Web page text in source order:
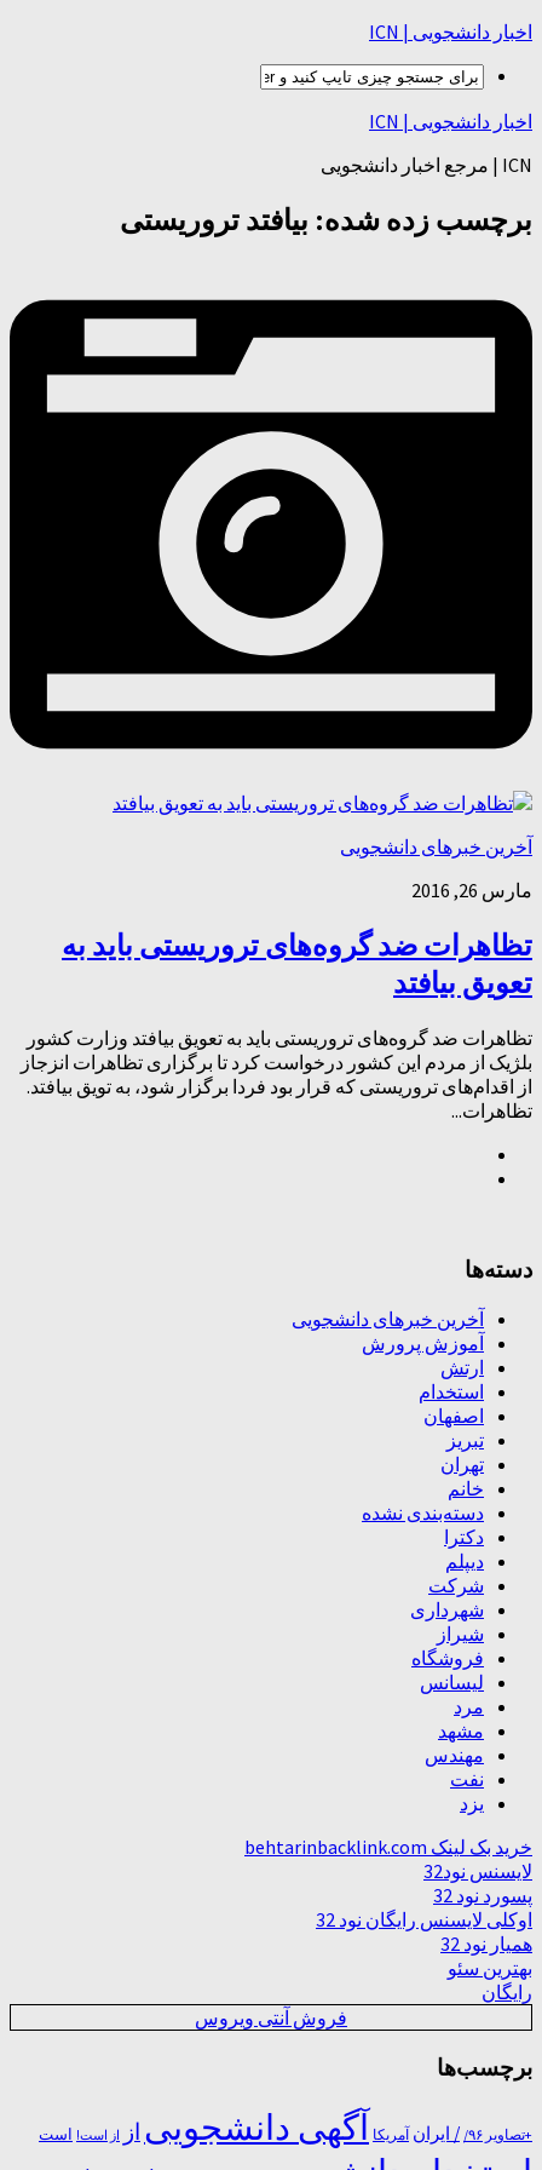
اخبار دانشجویی | ICN
اخبار دانشجویی | ICN
ICN | مرجع اخبار دانشجویی
برچسب زده شده: بیافتد تروریستی
آخرین خبرهای دانشجویی
مارس 26, 2016
تظاهرات ضد گروه‌های تروریستی باید به
تعویق بیافتد
تظاهرات ضد گروه‌های تروریستی باید به تعویق بیافتد وزارت کشور
بلژیک از مردم این کشور درخواست کرد تا برگزاری تظاهرات انزجاز
از اقدام‌های تروریستی که قرار بود فردا برگزار شود، به تویق بیافتد.
تظاهرات...
دسته‌ها
آخرین خبرهای دانشجویی
آموزش پرورش
ارتش
استخدام
اصفهان
تبریز
تهران
خانم
دسته‌بندی نشده
دکترا
دیپلم
شرکت
شهرداری
شیراز
فروشگاه
لیسانس
مرد
مشهد
مهندس
نفت
یزد
خرید بک لینک behtarinbacklink.com
لایسنس نود32
پسورد نود 32
اوکلی لایسنس رایگان نود 32
همیار نود 32
بهترین سئو
رایگان
فروش آنتی ویروس
برچسب‌ها
+تصاویر ۹۶/ / ایران آمریکا آگهی دانشجویی از از است! است